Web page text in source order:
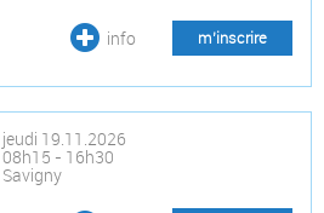
info m’inscrire
jeudi 19.11.2026
08h15 - 16h30
Savigny